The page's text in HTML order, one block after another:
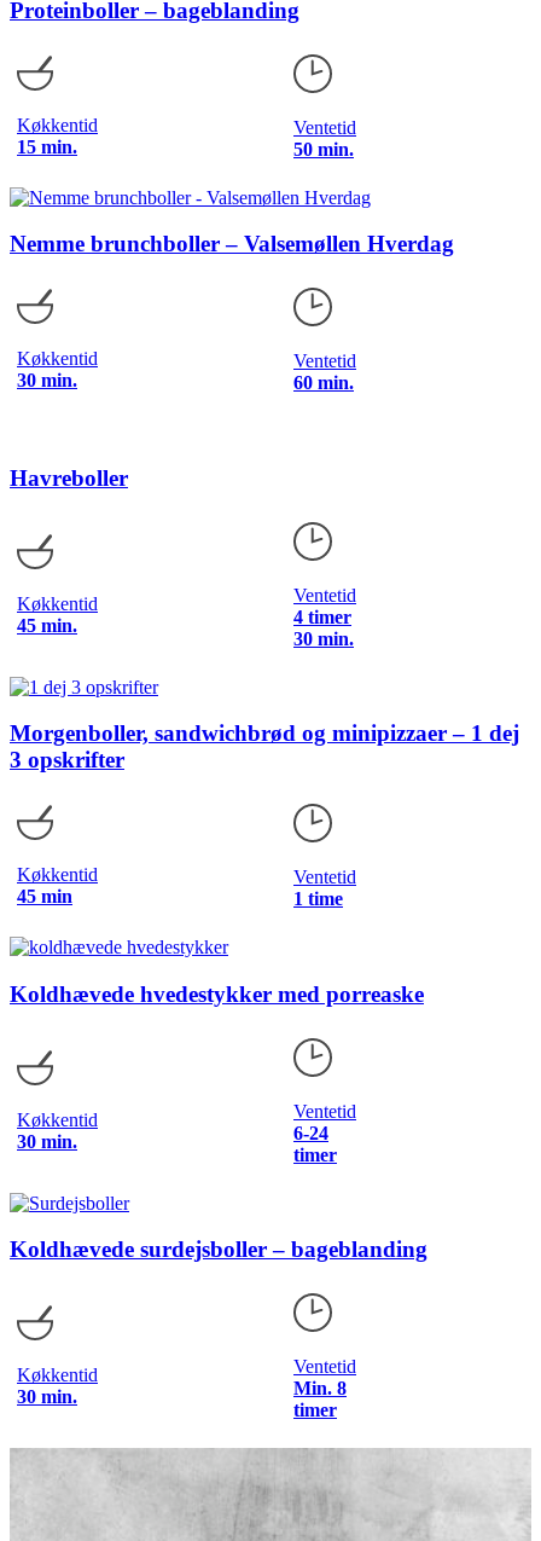
Proteinboller – bageblanding
Køkkentid
15 min.
Ventetid
50 min.
Nemme brunchboller – Valsemøllen Hverdag
Køkkentid
30 min.
Ventetid
60 min.
Havreboller
Køkkentid
45 min.
Ventetid
4 timer
30 min.
Morgenboller, sandwichbrød og minipizzaer – 1 dej
3 opskrifter
Køkkentid
45 min
Ventetid
1 time
Koldhævede hvedestykker med porreaske
Køkkentid
30 min.
Ventetid
6-24
timer
Koldhævede surdejsboller – bageblanding
Køkkentid
30 min.
Ventetid
Min. 8
timer